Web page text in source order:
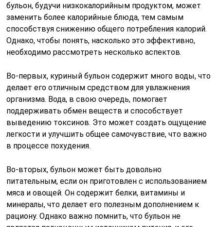
бульон, будучи низкокалорийным продуктом, может
заменить более калорийные блюда, тем самым
способствуя снижению общего потребления калорий.
Однако, чтобы понять, насколько это эффективно,
необходимо рассмотреть несколько аспектов.
Во-первых, куриный бульон содержит много воды, что
делает его отличным средством для увлажнения
организма. Вода, в свою очередь, помогает
поддерживать обмен веществ и способствует
выведению токсинов. Это может создать ощущение
легкости и улучшить общее самочувствие, что важно
в процессе похудения.
Во-вторых, бульон может быть довольно
питательным, если он приготовлен с использованием
мяса и овощей. Он содержит белки, витамины и
минералы, что делает его полезным дополнением к
рациону. Однако важно помнить, что бульон не